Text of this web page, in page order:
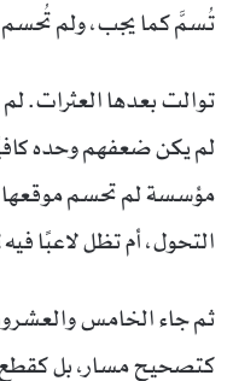
تُسمَّ كما يجب، ولم تُحسم
توالت بعدها العثرات.
لم يكن ضعفهم وحده
مؤسسة لم تحسم
التحول، أم تظل لاعبًا
كتصحيح مسار، بل كقطع